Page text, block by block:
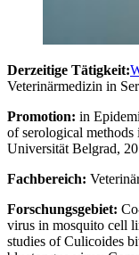
Derzeitige Tätigkeit:
Veterinärmedizin in
Promotion: in
of serological
Universität Belgrad,
Fachbereich:
Forschungsgebiet:
virus in mosquito cell
studies of Culicoides